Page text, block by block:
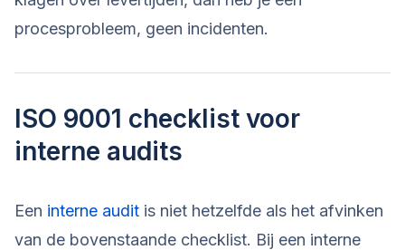
procesprobleem, geen incidenten.
ISO 9001 checklist voor
interne audits
Een interne audit is niet hetzelfde als het afvinken
van de bovenstaande checklist. Bij een interne